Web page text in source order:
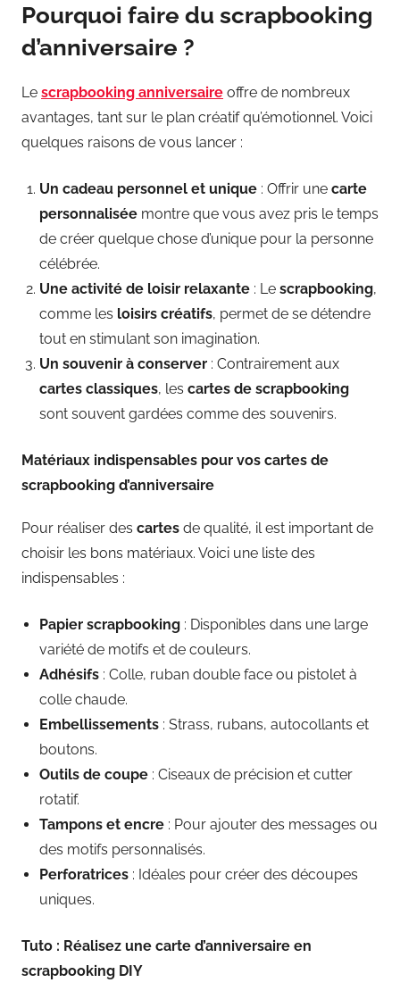
Pourquoi faire du scrapbooking
d’anniversaire ?
Le scrapbooking anniversaire offre de nombreux
avantages, tant sur le plan créatif qu’émotionnel. Voici
quelques raisons de vous lancer :
Un cadeau personnel et unique : Offrir une carte
personnalisée montre que vous avez pris le temps
de créer quelque chose d’unique pour la personne
célébrée.
Une activité de loisir relaxante : Le scrapbooking,
comme les loisirs créatifs, permet de se détendre
tout en stimulant son imagination.
Un souvenir à conserver : Contrairement aux
cartes classiques, les cartes de scrapbooking
sont souvent gardées comme des souvenirs.
Matériaux indispensables pour vos cartes de
scrapbooking d’anniversaire
Pour réaliser des cartes de qualité, il est important de
choisir les bons matériaux. Voici une liste des
indispensables :
Papier scrapbooking : Disponibles dans une large
variété de motifs et de couleurs.
Adhésifs : Colle, ruban double face ou pistolet à
colle chaude.
Embellissements : Strass, rubans, autocollants et
boutons.
Outils de coupe : Ciseaux de précision et cutter
rotatif.
Tampons et encre : Pour ajouter des messages ou
des motifs personnalisés.
Perforatrices : Idéales pour créer des découpes
uniques.
Tuto : Réalisez une carte d’anniversaire en
scrapbooking DIY